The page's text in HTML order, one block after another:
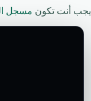
يجب أنت تكون مسجل